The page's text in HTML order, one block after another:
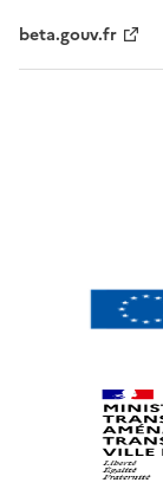
beta.gouv.fr